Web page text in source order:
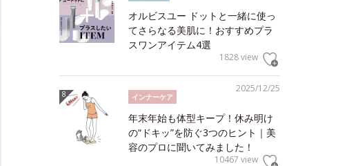
オルビスユー ドットと一緒に使っ
てさらなる美肌に！おすすめプラ
スワンアイテム4選
1828 view
2025/12/25
インナーケア
年末年始も体型キープ！休み明け
の“ドキッ”を防ぐ3つのヒント｜美
容のプロに聞いてみました！
10467 view